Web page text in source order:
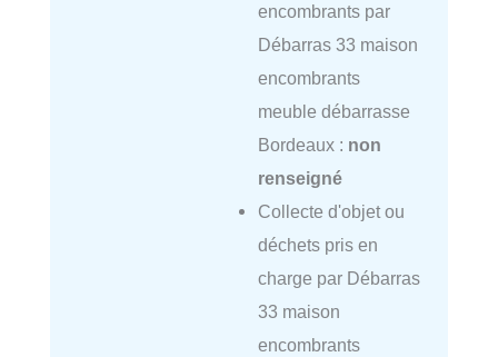
encombrants par
Débarras 33 maison
encombrants
meuble débarrasse
Bordeaux : non
renseigné
Collecte d'objet ou
déchets pris en
charge par Débarras
33 maison
encombrants